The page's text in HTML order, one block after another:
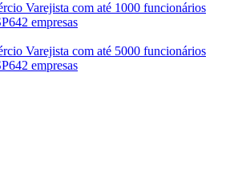
Varejista com até 1000 funcionários
642 empresas
Varejista com até 5000 funcionários
642 empresas